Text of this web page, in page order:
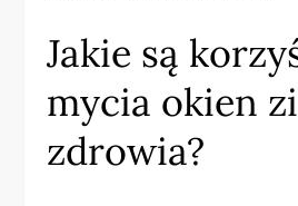
Jakie są
mycia okien
zdrowia?